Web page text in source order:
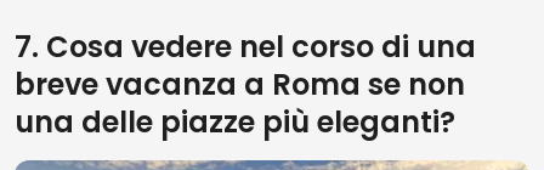
7. Cosa vedere nel corso di una
breve vacanza a Roma se non
una delle piazze più eleganti?